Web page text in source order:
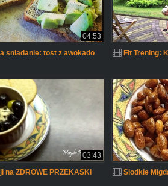
04:53
sniadanie: tost z awokado
Fit Trening:
03:43
na ZDROWE PRZEKASKI
Slodkie